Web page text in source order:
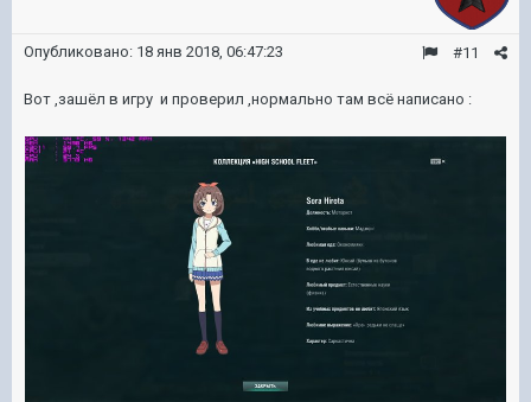
#11
Опубликовано: 18 янв 2018, 06:47:23
Вот ,зашёл в игру и проверил ,нормально там всё написано :